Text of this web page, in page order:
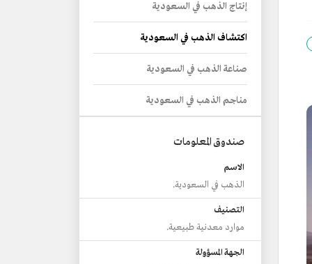
إنتاج الذهب في السعودية
اكتشاف الذهب في السعودية
صناعة الذهب في السعودية
مناجم الذهب في السعودية
صندوق المعلومات
الاسم
الذهب في السعودية.
التصنيف
موارد معدنية طبيعية.
الجهة المسؤولة